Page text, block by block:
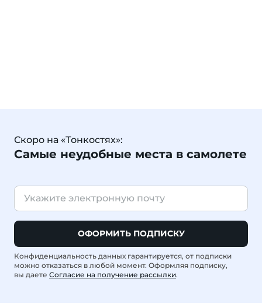
Скоро на «Тонкостях»:
Самые неудобные места в самолете
ОФОРМИТЬ ПОДПИСКУ
Конфиденциальность данных гарантируется, от подписки
можно отказаться в любой момент. Оформляя подписку,
вы даете Согласие на получение рассылки.